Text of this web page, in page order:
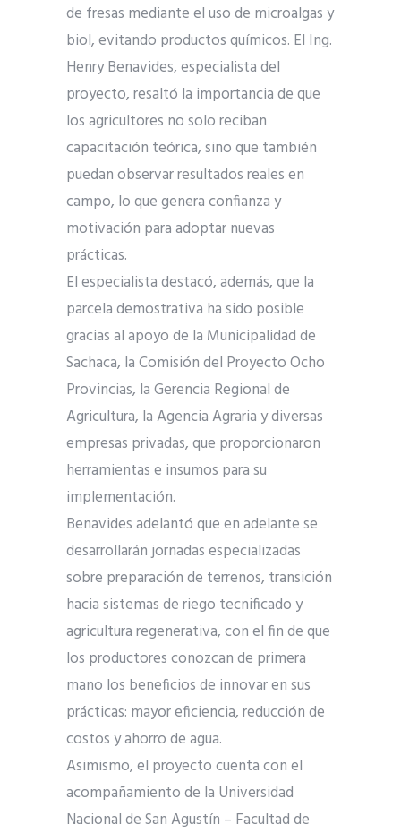
de fresas mediante el uso de microalgas y
biol, evitando productos químicos. El Ing.
Henry Benavides, especialista del
proyecto, resaltó la importancia de que
los agricultores no solo reciban
capacitación teórica, sino que también
puedan observar resultados reales en
campo, lo que genera confianza y
motivación para adoptar nuevas
prácticas.
El especialista destacó, además, que la
parcela demostrativa ha sido posible
gracias al apoyo de la Municipalidad de
Sachaca, la Comisión del Proyecto Ocho
Provincias, la Gerencia Regional de
Agricultura, la Agencia Agraria y diversas
empresas privadas, que proporcionaron
herramientas e insumos para su
implementación.
Benavides adelantó que en adelante se
desarrollarán jornadas especializadas
sobre preparación de terrenos, transición
hacia sistemas de riego tecnificado y
agricultura regenerativa, con el fin de que
los productores conozcan de primera
mano los beneficios de innovar en sus
prácticas: mayor eficiencia, reducción de
costos y ahorro de agua.
Asimismo, el proyecto cuenta con el
acompañamiento de la Universidad
Nacional de San Agustín – Facultad de